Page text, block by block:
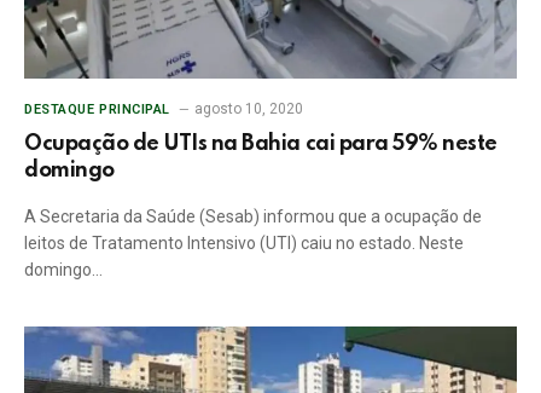
DESTAQUE PRINCIPAL agosto 10, 2020
Ocupação de UTIs na Bahia cai para 59% neste
domingo
A Secretaria da Saúde (Sesab) informou que a ocupação de
leitos de Tratamento Intensivo (UTI) caiu no estado. Neste
domingo…